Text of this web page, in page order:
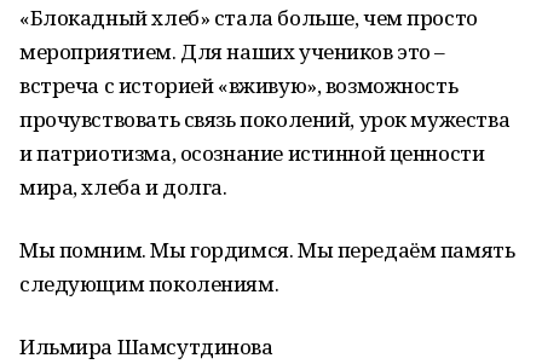
«Блокадный хлеб» стала больше, чем просто
мероприятием. Для наших учеников это –
встреча с историей «вживую», возможность
прочувствовать связь поколений, урок мужества
и патриотизма, осознание истинной ценности
мира, хлеба и долга.
Мы помним. Мы гордимся. Мы передаём память
следующим поколениям.
Ильмира Шамсутдинова